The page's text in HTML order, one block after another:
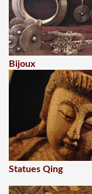
Bijoux
Statues Qing